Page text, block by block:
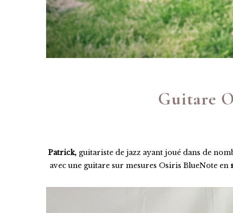
Guitare
Patrick, guitariste de jazz ayant joué dans de
avec une guitare sur mesures Osiris BlueNote en